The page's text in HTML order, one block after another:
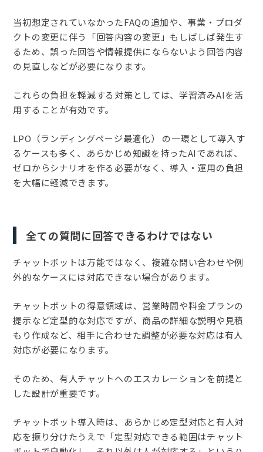
当初想定されていなかったFAQの追加や、事業・プロダ
クトの変更に伴う「回答内容の変更」もしばしば発生す
るため、誤った回答や情報提供にならないよう回答内容
の見直しなどが必要になります。
これらの負担を軽減する対策としては、学習済みAIを活
用することが有効です。
LPO（ランディングページ最適化） の一環として導入す
るケースも多く、あらかじめ知識を持ったAIであれば、
ゼロからシナリオを作る必要がなく、導入・運用の負担
を大幅に軽減できます。
全ての質問に回答できるわけではない
チャットボットは万能ではなく、複雑な問い合わせや例
外的なケースには対応できない場合があります。
チャットボットの得意領域は、営業時間や料金プランの
提示など定型的な対応ですが、商品の詳細な説明や見積
もり作成など、相手に合わせた調整が必要な対応は有人
対応が必要になります。
そのため、有人チャットへのエスカレーションを前提と
した設計が重要です。
チャットボット導入時は、あらかじめ定型対応と有人対
応を振り分けたうえで「定型対応できる範囲はチャット